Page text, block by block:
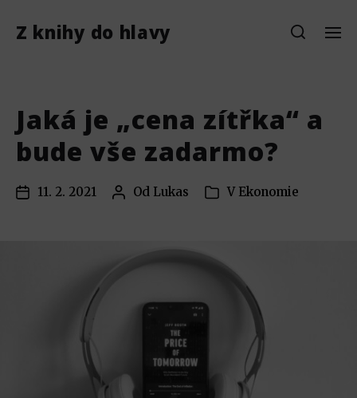
Z knihy do hlavy
Jaká je „cena zítřka“ a
bude vše zadarmo?
11. 2. 2021 Od Lukas V Ekonomie